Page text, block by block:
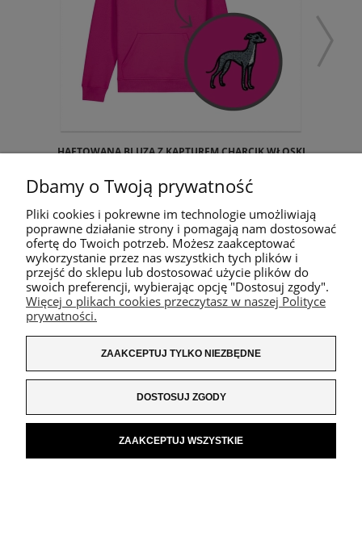
HAFTOWANA BLUZA Z KAPTUREM CHARCIK WŁOSKI
199,00 zł
DO KOSZYKA
PROMOCJE
Dbamy o Twoją prywatność
Pliki cookies i pokrewne im technologie umożliwiają
poprawne działanie strony i pomagają nam dostosować
ofertę do Twoich potrzeb. Możesz zaakceptować
wykorzystanie przez nas wszystkich tych plików i
przejść do sklepu lub dostosować użycie plików do
swoich preferencji, wybierając opcję "Dostosuj zgody".
Więcej o plikach cookies przeczytasz w naszej Polityce
prywatności.
ZAAKCEPTUJ TYLKO NIEZBĘDNE
DOSTOSUJ ZGODY
ZAAKCEPTUJ WSZYSTKIE